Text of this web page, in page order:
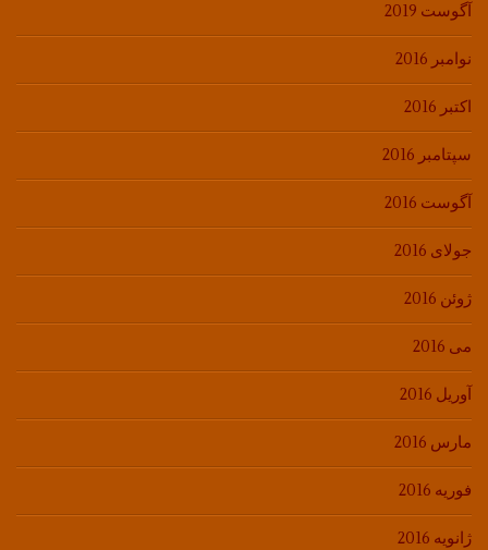
آگوست 2019
نوامبر 2016
اکتبر 2016
سپتامبر 2016
آگوست 2016
جولای 2016
ژوئن 2016
می 2016
آوریل 2016
مارس 2016
فوریه 2016
ژانویه 2016